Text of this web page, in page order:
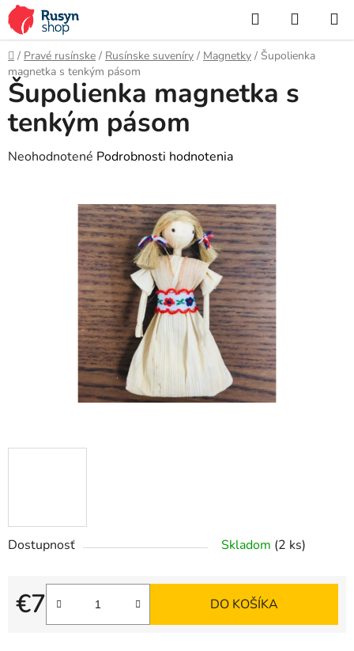
Prejsť
na
obsah
Hľadať
KOŠÍK
Domov
/ Pravé rusínske / Rusínske suveníry / Magnetky / Šupolienka
magnetka s tenkým pásom
Dostupnosť Skladom (2 ks)
€7
Jednotková cena:
DO KOŠÍKA
Šupolienka magnetka s
tenkým pásom
Priemerné
Neohodnotené Podrobnosti hodnotenia